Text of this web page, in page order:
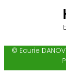
© Ecurie